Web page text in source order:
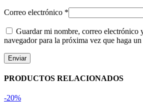
Correo electrónico *
Guardar mi nombre, correo electrónico
navegador para la próxima vez que haga
PRODUCTOS RELACIONADOS
-20%